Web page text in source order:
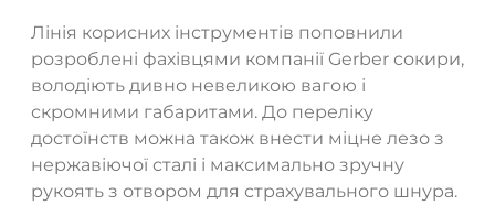
Лінія корисних інструментів поповнили
розроблені фахівцями компанії Gerber сокири,
володіють дивно невеликою вагою і
скромними габаритами. До переліку
достоїнств можна також внести міцне лезо з
нержавіючої сталі і максимально зручну
рукоять з отвором для страхувального шнура.